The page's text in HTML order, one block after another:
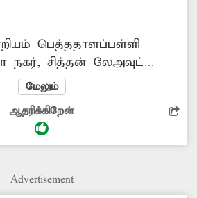
பெத்ததாளப்பள்ளி
நகர், சித்தன் லேஅவுட்
மேற்பட்ட குடியிருப்புகள்
அடிப்படை மற்றும்
கால்வாய் வசதிகள்
தேங்கி துர்நாற்றம்
இல்லை. கழிவுநீர்
மேலும்
ஆதரிக்கிறேன்
Advertisement